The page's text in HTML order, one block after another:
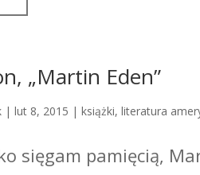
„Martin Eden”
|lut 8, 2015 |książki,literatura
sięgam pamięcią,